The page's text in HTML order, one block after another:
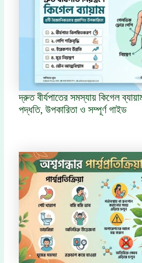
দ্রুত বীর্যপাতের সমস্যায় কিগেল
পদ্ধতি, উপকারিতা ও সম্পূর্ণ গাইড